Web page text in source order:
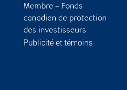
Membre – Fonds
canadien de protection
des investisseurs
Publicité et témoins